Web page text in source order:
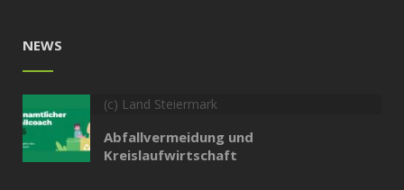
NEWS
(c) Land Steiermark
Abfallvermeidung und
Kreislaufwirtschaft